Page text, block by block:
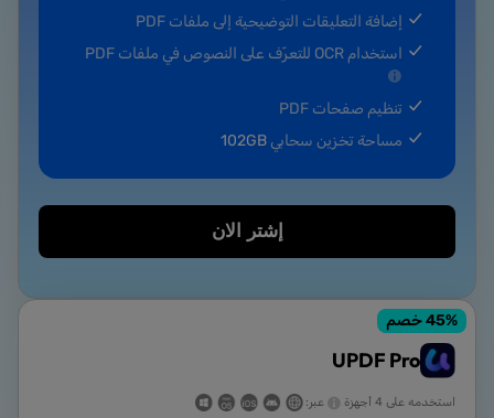
إضافة التعليقات التوضيحية إلى ملفات PDF
استخدام OCR للتعرّف على النصوص في ملفات PDF
تنظيم صفحات PDF
مساحة تخزين سحابي 102GB
إشتر الان
UPDF Pro
45% خصم
استخدمه على 4 أجهزة عبر: